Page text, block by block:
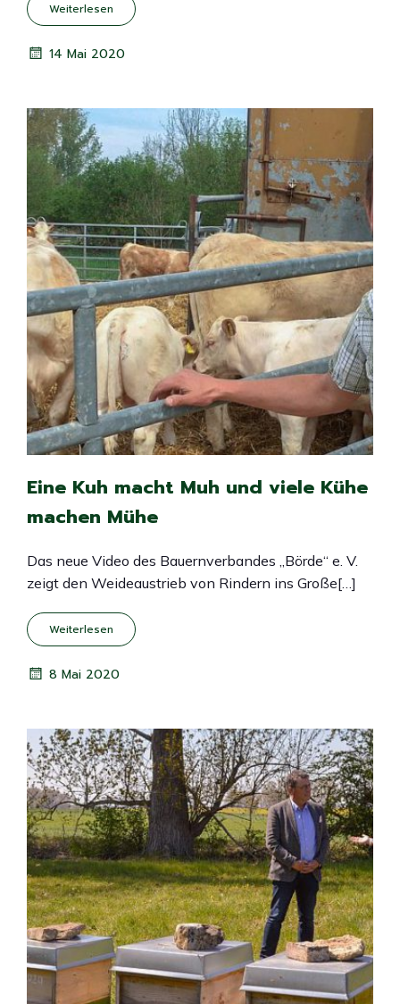
Weiterlesen
14 Mai 2020
Eine Kuh macht Muh und viele Kühe
machen Mühe
Das neue Video des Bauernverbandes „Börde“ e. V.
zeigt den Weideaustrieb von Rindern ins Große[…]
Weiterlesen
8 Mai 2020